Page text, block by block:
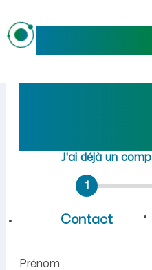
Emploi à
J'ai déjà un
1
Contact
Prénom